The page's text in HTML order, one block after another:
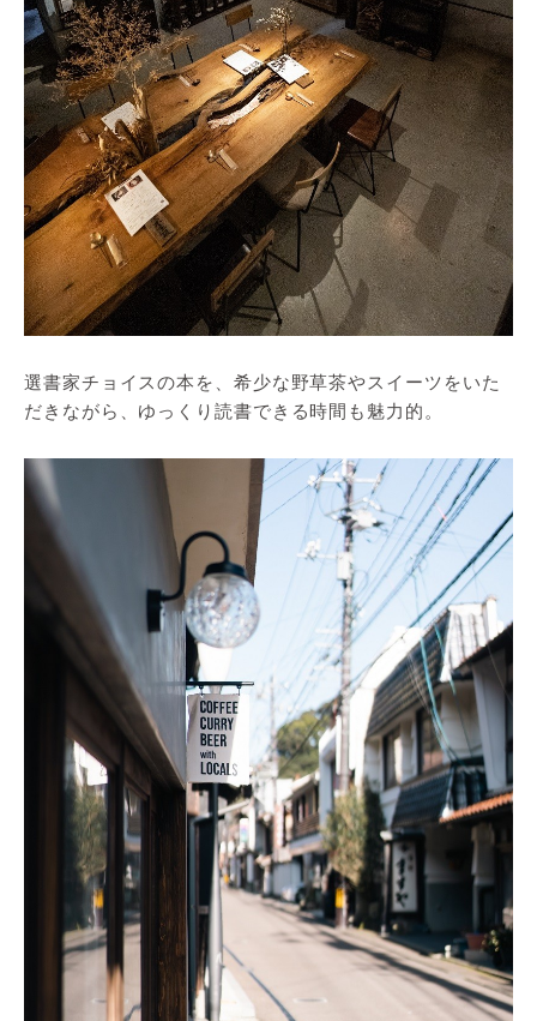
選書家チョイスの本を、希少な野草茶やスイーツをいた
だきながら、ゆっくり読書できる時間も魅力的。